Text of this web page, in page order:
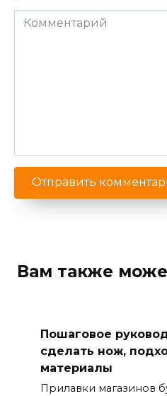
Комментарий
Вам также
Пошаговое
сделать нож,
материалы
Прилавки магазинов